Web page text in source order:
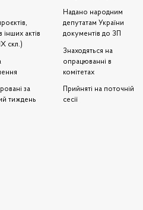
інших актів
скл.)
за
тиждень
Надано народним
депутатам України
документів до ЗП
Знаходяться на
опрацюванні в
комітетах
Прийняті на поточній
сесії